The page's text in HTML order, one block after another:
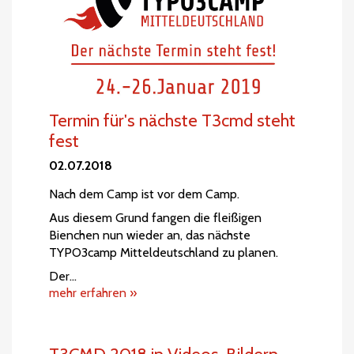
Termin für's nächste T3cmd steht
fest
02.07.2018
Nach dem Camp ist vor dem Camp.
Aus diesem Grund fangen die fleißigen
Bienchen nun wieder an, das nächste
TYPO3camp Mitteldeutschland zu planen.
Der…
mehr erfahren »